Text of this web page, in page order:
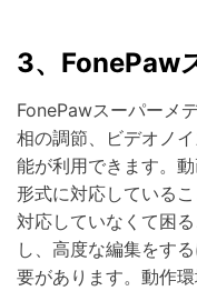
3、FonePaw
FonePawスーパーメ
相の調節、ビデオノ
能が利用できます。
形式に対応している
対応していなくて困
し、高度な編集をす
要があります。動作